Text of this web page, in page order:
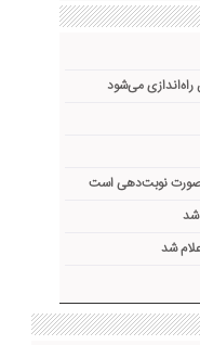
می‌شود
صورت نوبت‌دهی است
شد
شد